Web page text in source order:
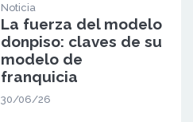
Noticia
La fuerza del modelo
donpiso: claves de su
modelo de
franquicia
30/06/26